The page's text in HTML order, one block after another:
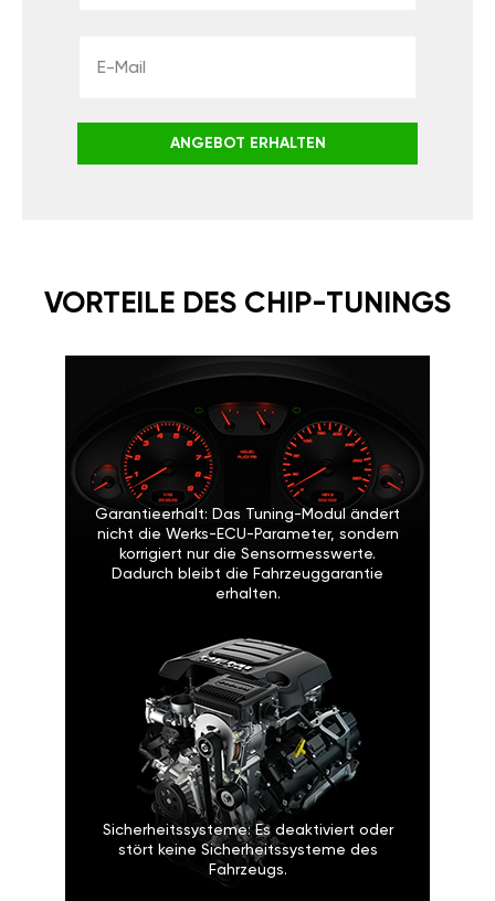
ANGEBOT ERHALTEN
VORTEILE DES CHIP-TUNINGS
Garantieerhalt: Das Tuning-Modul ändert
nicht die Werks-ECU-Parameter, sondern
korrigiert nur die Sensormesswerte.
Dadurch bleibt die Fahrzeuggarantie
erhalten.
Sicherheitssysteme: Es deaktiviert oder
stört keine Sicherheitssysteme des
Fahrzeugs.